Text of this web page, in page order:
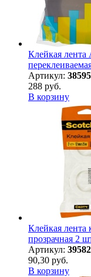
Клейкая лента
Артикул:
288 руб.
В корзину
Клейкая лента
прозрачная 2
Артикул:
90,30 руб.
В корзину